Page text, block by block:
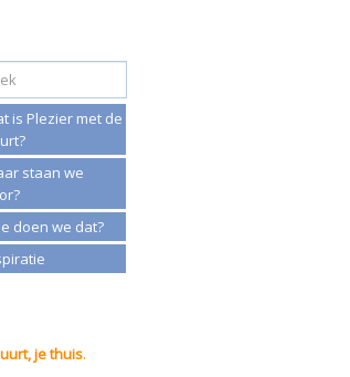
is Plezier met de
staan we
doen we dat?
je thuis.